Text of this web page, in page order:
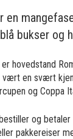
en
bukser og
hovedstand
vært en svært
og Coppa
og
pakkereiser